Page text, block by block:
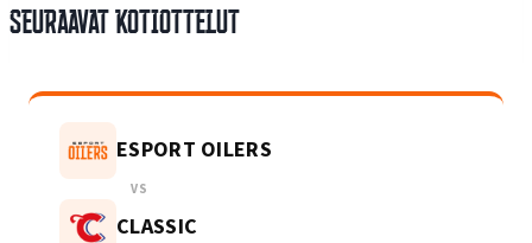
Seuraavat kotiottelut
ESPORT OILERS
VS
CLASSIC